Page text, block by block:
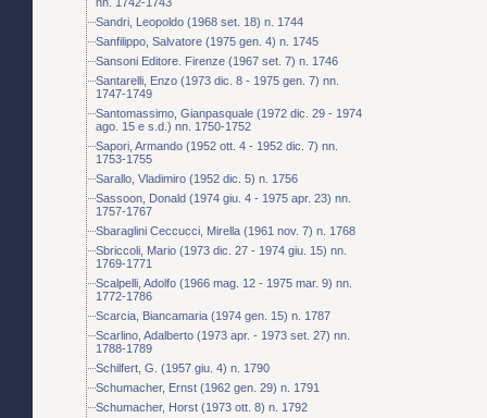
Sandri, Leopoldo (1968 set. 18) n. 1744
Sanfilippo, Salvatore (1975 gen. 4) n. 1745
Sansoni Editore. Firenze (1967 set. 7) n. 1746
Santarelli, Enzo (1973 dic. 8 - 1975 gen. 7) nn.
1747-1749
Santomassimo, Gianpasquale (1972 dic. 29 - 1974
ago. 15 e s.d.) nn. 1750-1752
Sapori, Armando (1952 ott. 4 - 1952 dic. 7) nn.
1753-1755
Sarallo, Vladimiro (1952 dic. 5) n. 1756
Sassoon, Donald (1974 giu. 4 - 1975 apr. 23) nn.
1757-1767
Sbaraglini Ceccucci, Mirella (1961 nov. 7) n. 1768
Sbriccoli, Mario (1973 dic. 27 - 1974 giu. 15) nn.
1769-1771
Scalpelli, Adolfo (1966 mag. 12 - 1975 mar. 9) nn.
1772-1786
Scarcia, Biancamaria (1974 gen. 15) n. 1787
Scarlino, Adalberto (1973 apr. - 1973 set. 27) nn.
1788-1789
Schilfert, G. (1957 giu. 4) n. 1790
Schumacher, Ernst (1962 gen. 29) n. 1791
Schumacher, Horst (1973 ott. 8) n. 1792